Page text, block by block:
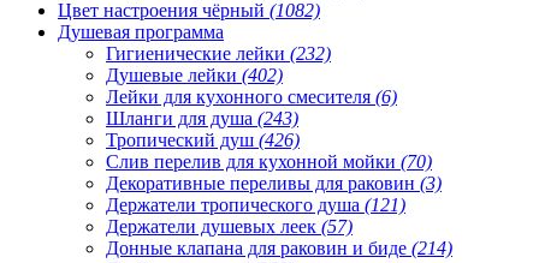
Цвет настроения чёрный (1082)
Душевая программа
Гигиенические лейки (232)
Душевые лейки (402)
Лейки для кухонного смесителя (6)
Шланги для душа (243)
Тропический душ (426)
Слив перелив для кухонной мойки (70)
Декоративные переливы для раковин (3)
Держатели тропического душа (121)
Держатели душевых леек (57)
Донные клапана для раковин и биде (214)